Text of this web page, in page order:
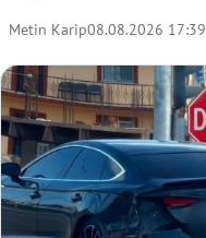
Metin Karip08.08.2026 17:39